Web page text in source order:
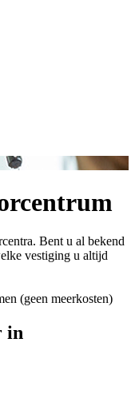
Bent u al bekend
vestiging u altijd
(geen meerkosten)
in